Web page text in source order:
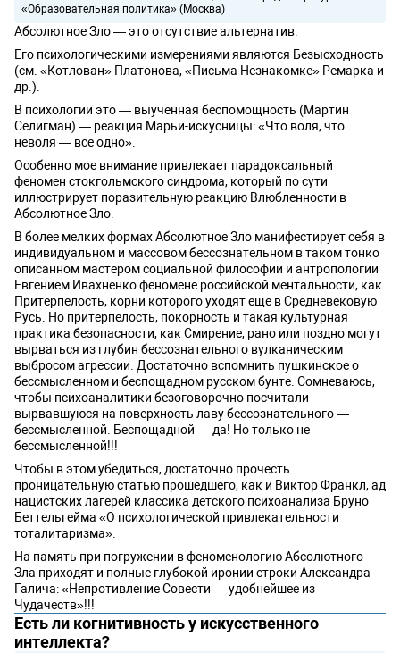
«Образовательная политика» (Москва)
Абсолютное Зло — это отсутствие альтернатив.
Его психологическими измерениями являются Безысходность
(см. «Котлован» Платонова, «Письма Незнакомке» Ремарка и
др.).
В психологии это — выученная беспомощность (Мартин
Селигман) — реакция Марьи-искусницы: «Что воля, что
неволя — все одно».
Особенно мое внимание привлекает парадоксальный
феномен стокгольмского синдрома, который по сути
иллюстрирует поразительную реакцию Влюбленности в
Абсолютное Зло.
В более мелких формах Абсолютное Зло манифестирует себя в
индивидуальном и массовом бессознательном в таком тонко
описанном мастером социальной философии и антропологии
Евгением Ивахненко феномене российской ментальности, как
Притерпелость, корни которого уходят еще в Средневековую
Русь. Но притерпелость, покорность и такая культурная
практика безопасности, как Смирение, рано или поздно могут
вырваться из глубин бессознательного вулканическим
выбросом агрессии. Достаточно вспомнить пушкинское о
бессмысленном и беспощадном русском бунте. Сомневаюсь,
чтобы психоаналитики безоговорочно посчитали
вырвавшуюся на поверхность лаву бессознательного —
бессмысленной. Беспощадной — да! Но только не
бессмысленной!!!
Чтобы в этом убедиться, достаточно прочесть
проницательную статью прошедшего, как и Виктор Франкл, ад
нацистских лагерей классика детского психоанализа Бруно
Беттельгейма «О психологической привлекательности
тоталитаризма».
На память при погружении в феноменологию Абсолютного
Зла приходят и полные глубокой иронии строки Александра
Галича: «Непротивление Совести — удобнейшее из
Чудачеств»!!!
Есть ли когнитивность у искусственного
интеллекта?